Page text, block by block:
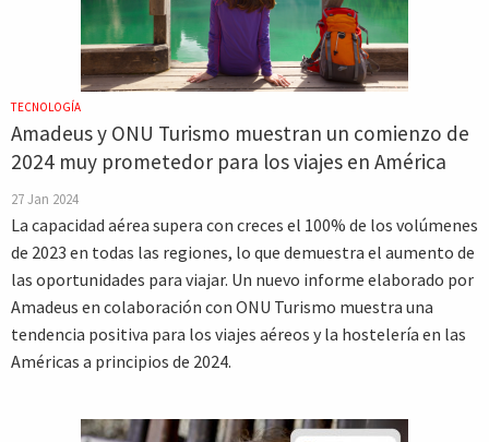
TECNOLOGÍA
Amadeus y ONU Turismo muestran un comienzo de
2024 muy prometedor para los viajes en América
27 Jan 2024
La capacidad aérea supera con creces el 100% de los volúmenes
de 2023 en todas las regiones, lo que demuestra el aumento de
las oportunidades para viajar. Un nuevo informe elaborado por
Amadeus en colaboración con ONU Turismo muestra una
tendencia positiva para los viajes aéreos y la hostelería en las
Américas a principios de 2024.